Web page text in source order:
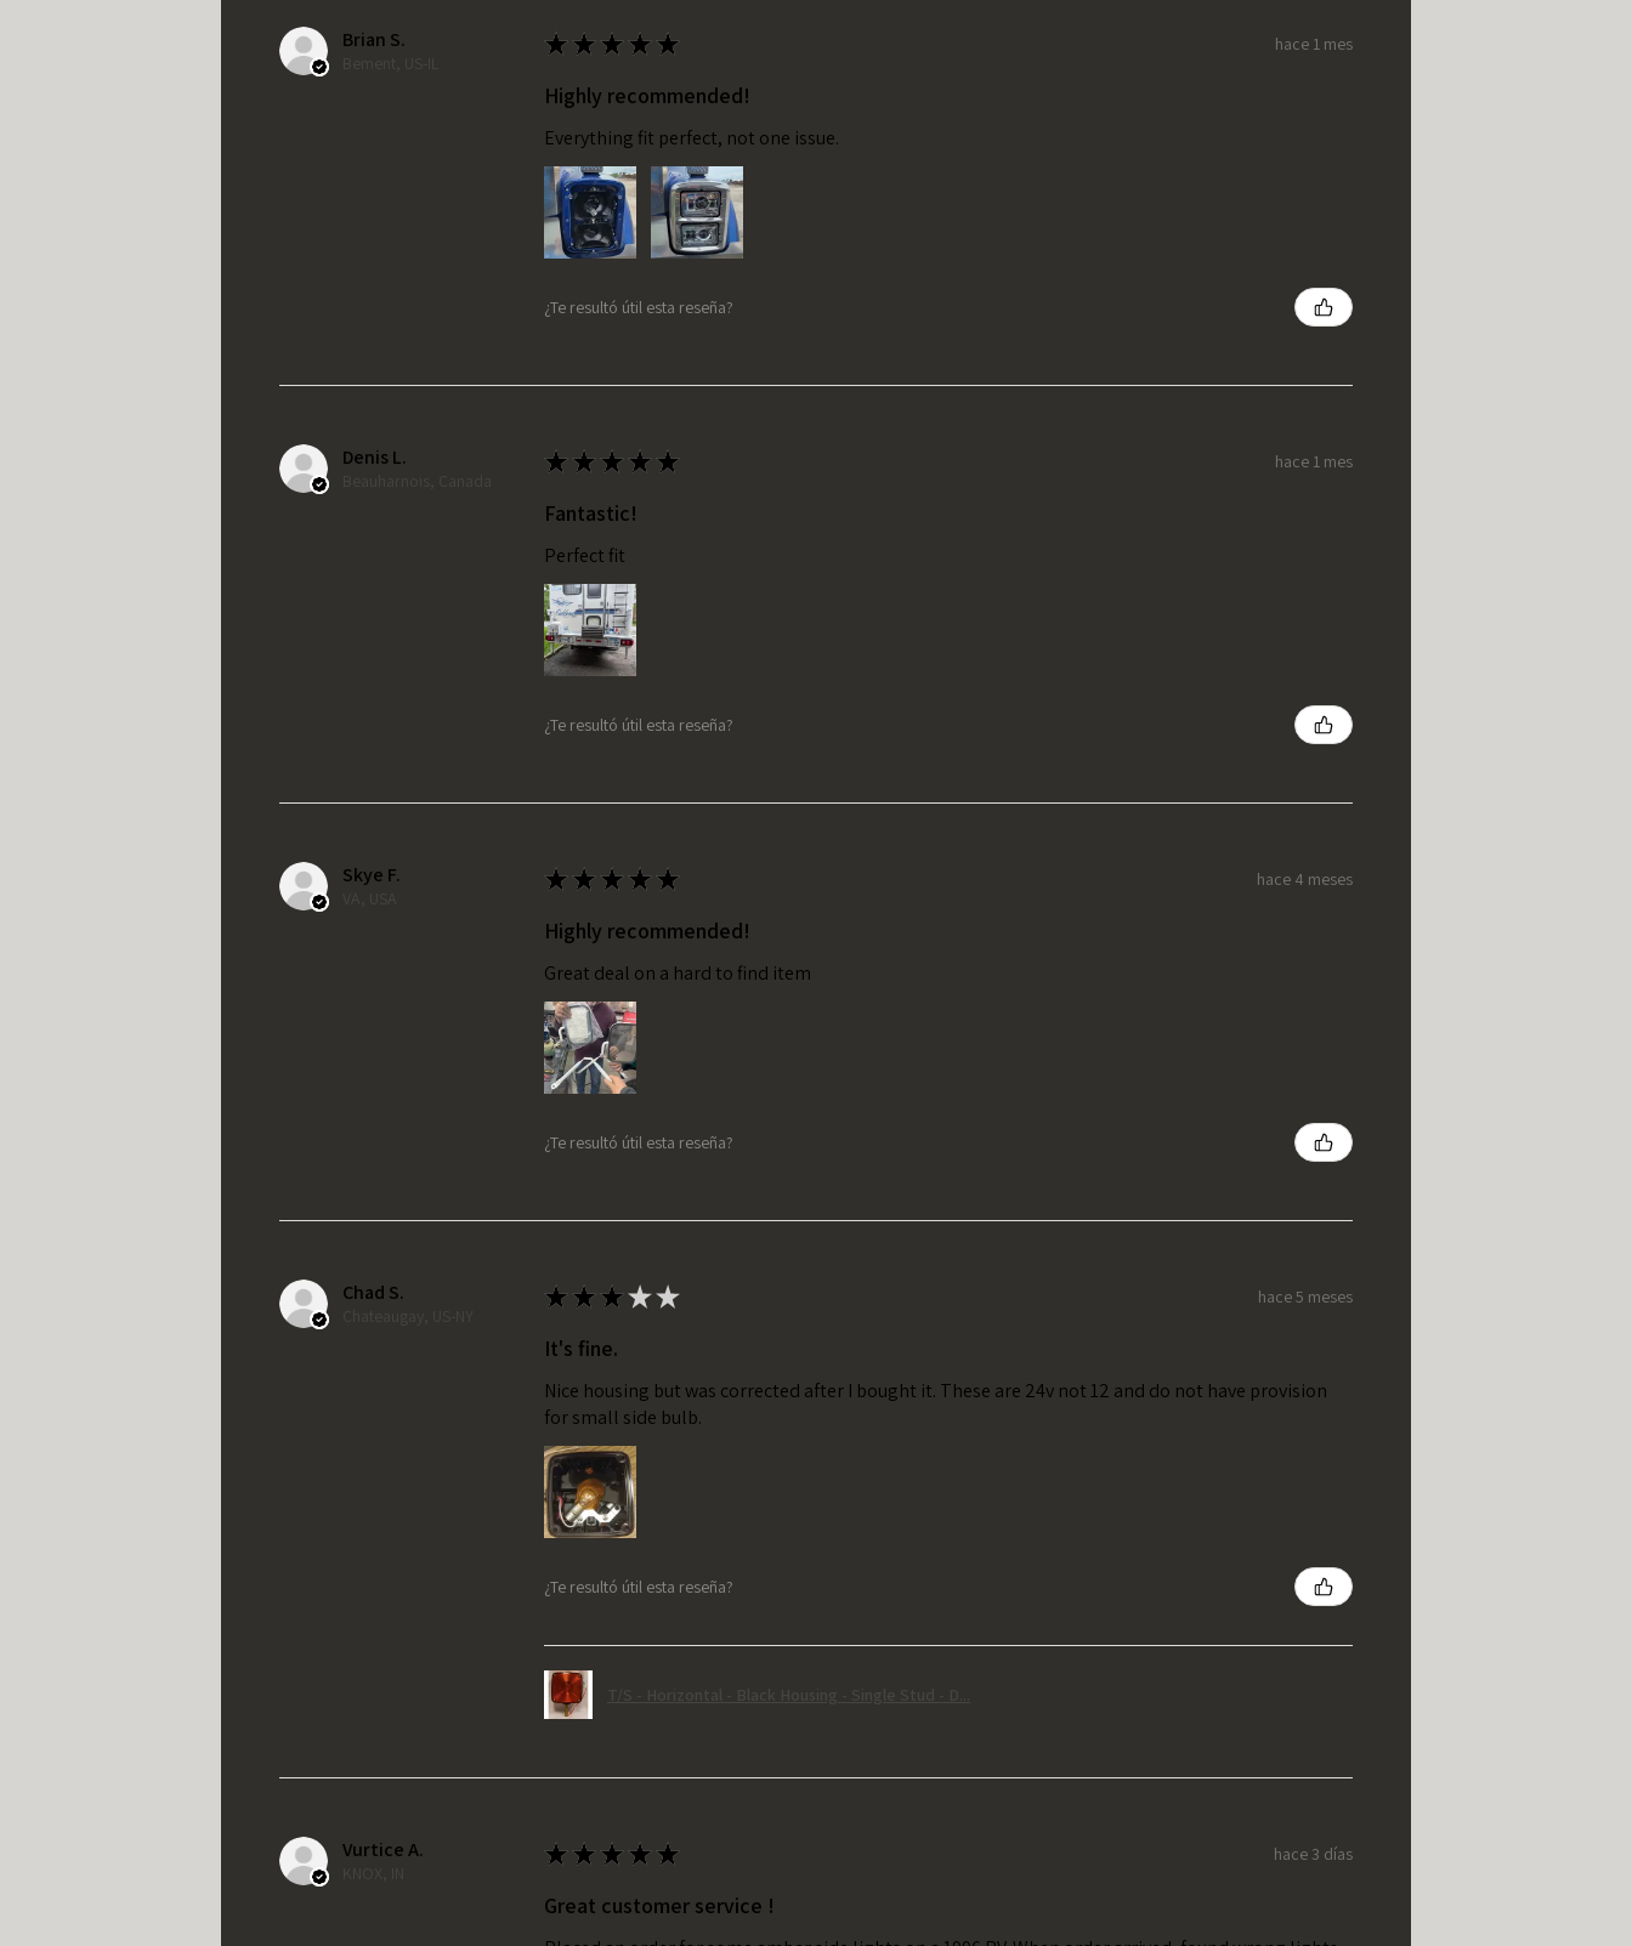
Brian S.
Bement, US-IL
★ ★ ★ ★ ★ hace 1 mes
Highly recommended!
Everything fit perfect, not one issue.
¿Te resultó útil esta reseña?
Denis L.
Beauharnois, Canada
★ ★ ★ ★ ★ hace 1 mes
Fantastic!
Perfect fit
¿Te resultó útil esta reseña?
Skye F.
VA, USA
★ ★ ★ ★ ★ hace 4 meses
Highly recommended!
Great deal on a hard to find item
¿Te resultó útil esta reseña?
Chad S.
Chateaugay, US-NY
★ ★ ★★★ hace 5 meses
It's fine.
Nice housing but was corrected after I bought it. These are 24v not 12 and do not have provision
for small side bulb.
¿Te resultó útil esta reseña?
T/S - Horizontal - Black Housing - Single Stud - D...
Vurtice A.
KNOX, IN
★ ★ ★ ★ ★ hace 3 días
Great customer service !